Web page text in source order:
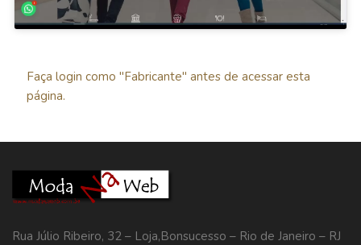
Faça login como "Fabricante" antes de acessar esta
página.
Rua Júlio Ribeiro, 32 – Loja,Bonsucesso – Rio de Janeiro – RJ